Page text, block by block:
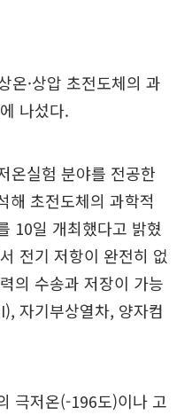
온·상압 초전도체의 과
나섰다.
온실험 분야를 전공한
해 초전도체의 과학적
10일 개최했다고 밝혔
전기 저항이 완전히 없
의 수송과 저장이 가능
자기부상열차, 양자컴
극저온(-196도)이나 고